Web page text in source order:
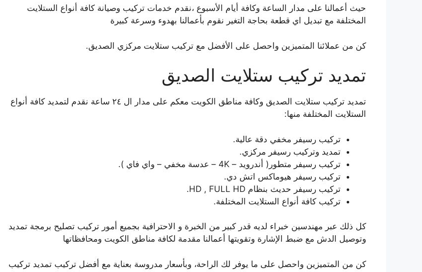
حيث أعمالنا على مدار الساعة وكافة أيام الأسبوع ،نقدم خدمات تركيب وصيانة كافة أنواع الستلايت
المختلفة مع تبديل اي قطعة بحاجة التغير نقوم بأعمالنا بهدوء وسرعة كبيرة
كن من عملائنا المتميزين واحصل على الأفضل مع تركيب ستلايت مركزي الصديق.
تمديد تركيب ستلايت الصديق
تمديد تركيب ستلايت الصديق وكافة مناطق الكويت معكم على مدار ال ٢٤ ساعة نقدم لتمديد كافة أنواع
الستلايت المختلفة منها:
تركيب رسيفر مخفي دقة عالية.
تمديد وتركيب رسيفر مركزي.
تركيب رسيفر متطور( أندرويد – 4K – عدسة مخفي – واي فاي ).
تركيب رسيفر هيوماكس اتش دي.
تركيب رسيفر حديث بنظام HD , FULL HD.
تركيب كافة أنواع الستلايت المختلفة.
كل ذلك عبر مهندسين خبراء لديه قدر كبير من الخبرة و الاحترافية بجميع أمور تركيب تصليح برمجة تمديد
وتوصيل الدش مع ضبط الإشارة وتقويتها أعمالنا مقدمة لكافة مناطق الكويت ومحافظاتها
كن من المتميزين واحصل على ما يوفر لك الراحة، وبأسعار مدروسة بعناية مع أفضل تركيب تمديد تركيب